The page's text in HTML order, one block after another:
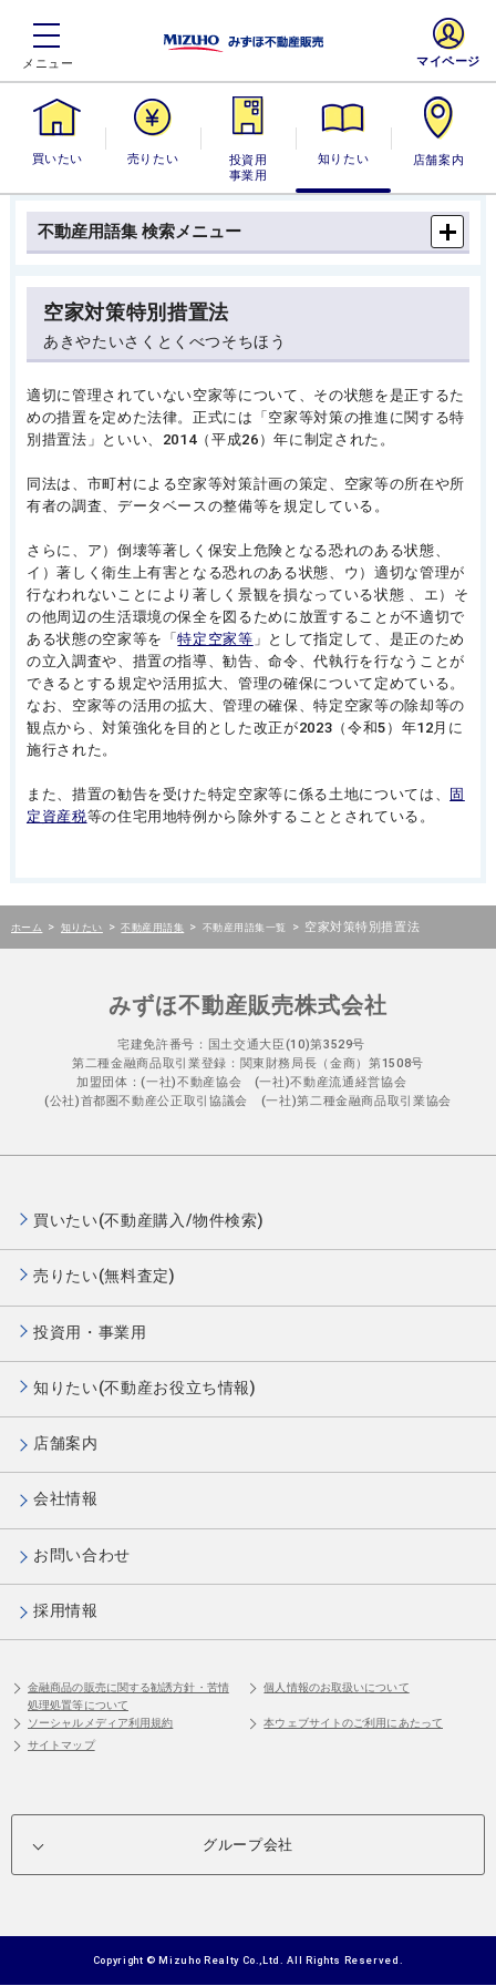
買いたい 売りたい
投資用・事業
用
知りたい 店舗案内
マイページ
不動産用語集 検索メニュー
空家対策特別措置法
あきやたいさくとくべつそちほう
適切に管理されていない空家等について、その状態を是正するた
めの措置を定めた法律。正式には「空家等対策の推進に関する特
別措置法」といい、2014（平成26）年に制定された。
同法は、市町村による空家等対策計画の策定、空家等の所在や所
有者の調査、データベースの整備等を規定している。
さらに、ア）倒壊等著しく保安上危険となる恐れのある状態、
イ）著しく衛生上有害となる恐れのある状態、ウ）適切な管理が
行なわれないことにより著しく景観を損なっている状態 、エ）そ
の他周辺の生活環境の保全を図るために放置することが不適切で
ある状態の空家等を「特定空家等 」として指定して、是正のため
の立入調査や、措置の指導、勧告、命令、代執行を行なうことが
できるとする規定や活用拡大、管理の確保について定めている。
なお、空家等の活用の拡大、管理の確保、特定空家等の除却等の
観点から、対策強化を目的とした改正が2023（令和5）年12月に
施行された。
また、措置の勧告を受けた特定空家等に係る土地については、
固
定資産税等の住宅用地特例から除外することとされている。
ホーム > 知りたい > 不動産用語集 > 不動産用語集一覧 > 空家対策特別措置法
みずほ不動産販売株式会社
宅建免許番号：国土交通大臣(10)第3529号
第二種金融商品取引業登録：関東財務局長（金商）第1508号
加盟団体：(一社)不動産協会 (一社)不動産流通経営協会
(公社)首都圏不動産公正取引協議会 (一社)第二種金融商品取引業協会
買いたい(不動産購入/物件検索)
売りたい(無料査定)
投資用・事業用
知りたい(不動産お役立ち情報)
店舗案内
会社情報
お問い合わせ
採用情報
金融商品の販売に関する勧誘方針・苦情
処理処置等について
個人情報のお取扱いについて
ソーシャルメディア利用規約
本ウェブサイトのご利用にあたって
サイトマップ
グループ会社
Copyright © Mizuho Realty Co.,Ltd. All Rights Reserved.